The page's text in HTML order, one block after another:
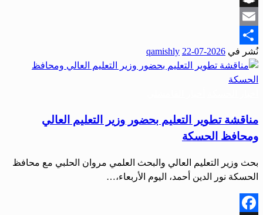
Snapchat
Email
Share
نُشر في 2026-07-22
qamishly
مناقشة تطوير التعليم بحضور وزير التعليم العالي
ومحافظ الحسكة
بحث وزير التعليم العالي والبحث العلمي مروان الحلبي مع محافظ
الحسكة نور الدين أحمد، اليوم الأربعاء،…